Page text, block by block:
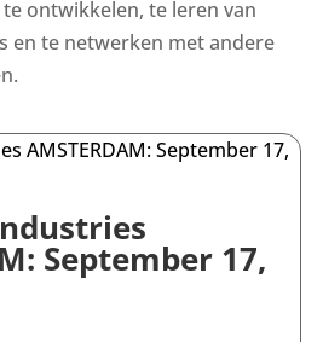
ontwikkelen, te leren van
en te netwerken met andere
September 17,